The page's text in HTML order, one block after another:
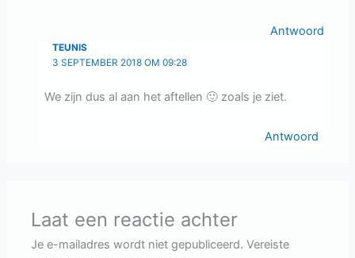
Antwoord
TEUNIS
3 SEPTEMBER 2018 OM 09:28
We zijn dus al aan het aftellen 🙂 zoals je ziet.
Antwoord
Laat een reactie achter
Je e-mailadres wordt niet gepubliceerd. Vereiste